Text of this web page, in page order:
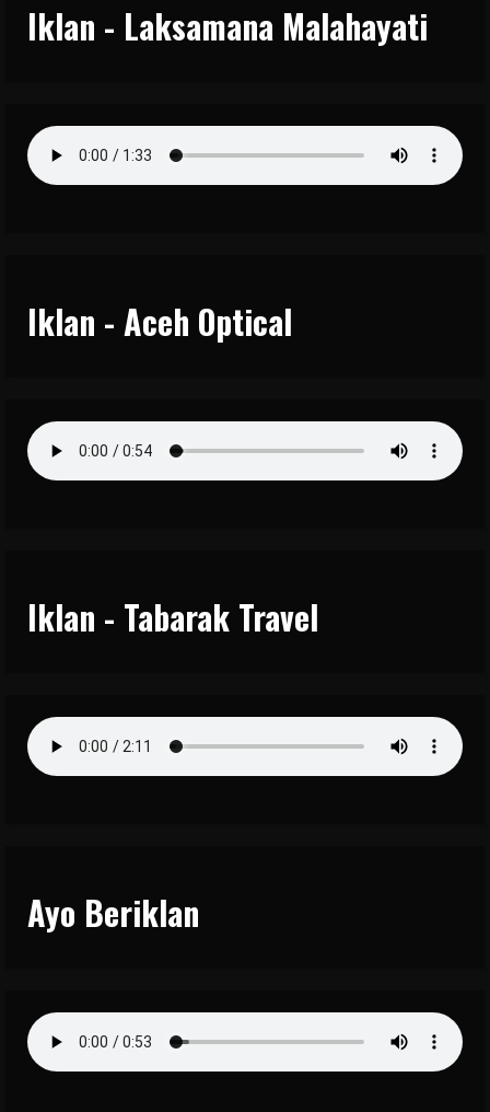
Iklan - Laksamana Malahayati
Iklan - Aceh Optical
Iklan - Tabarak Travel
Ayo Beriklan